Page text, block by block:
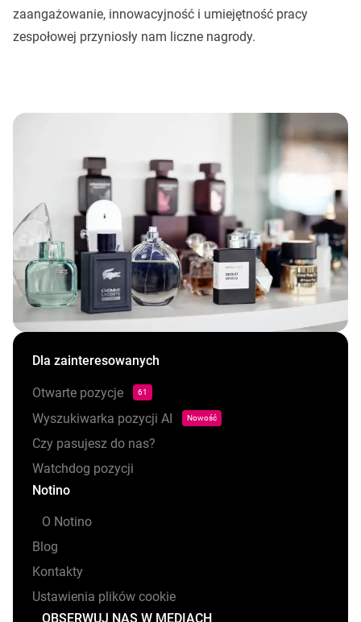
zaangażowanie, innowacyjność i umiejętność pracy
zespołowej przyniosły nam liczne nagrody.
Dla zainteresowanych
Otwarte pozycje 61
Wyszukiwarka pozycji AI Nowość
Czy pasujesz do nas?
Watchdog pozycji
Notino
O Notino
Blog
Kontakty
Ustawienia plików cookie
OBSERWUJ NAS W MEDIACH